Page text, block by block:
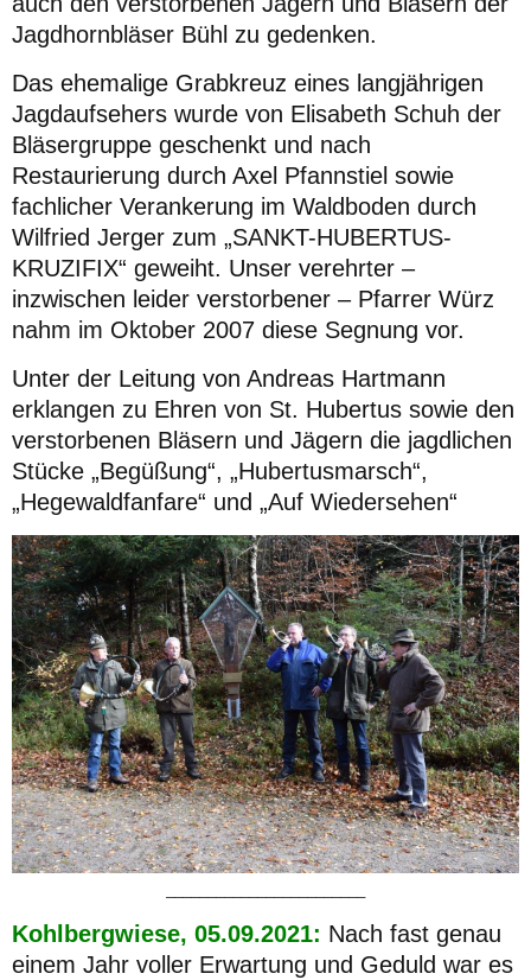
Jagdhornbläser Bühl zu gedenken.
Das ehemalige Grabkreuz eines langjährigen
Jagdaufsehers wurde von Elisabeth Schuh der
Bläsergruppe geschenkt und nach
Restaurierung durch Axel Pfannstiel sowie
fachlicher Verankerung im Waldboden durch
Wilfried Jerger zum „SANKT-HUBERTUS-
KRUZIFIX“ geweiht. Unser verehrter –
inzwischen leider verstorbener – Pfarrer Würz
nahm im Oktober 2007 diese Segnung vor.
Unter der Leitung von Andreas Hartmann
erklangen zu Ehren von St. Hubertus sowie den
verstorbenen Bläsern und Jägern die jagdlichen
Stücke „Begüßung“, „Hubertusmarsch“,
„Hegewaldfanfare“ und „Auf Wiedersehen“
Kohlbergwiese, 05.09.2021: Nach fast genau
einem Jahr voller Erwartung und Geduld war es